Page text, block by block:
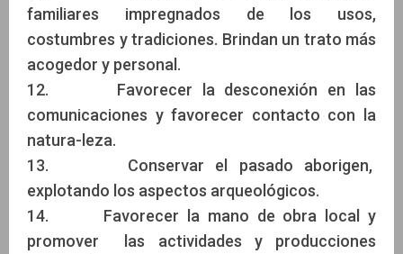
familiares impregnados de los usos,
costumbres y tradiciones. Brindan un trato más
acogedor y personal.
12. Favorecer la desconexión en las
comunicaciones y favorecer contacto con la
natura-leza.
13. Conservar el pasado aborigen,
explotando los aspectos arqueológicos.
14. Favorecer la mano de obra local y
promover las actividades y producciones